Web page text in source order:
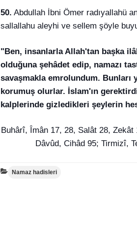
50. Abdullah İbni Ömer radıyallahü
sallallahu aleyhi ve sellem şöyle
"Ben, insanlarla Allah'tan başka
olduğuna şehâdet edip, namazı
savaşmakla emrolundum. Bunları
korumuş olurlar. İslam'ın
kalplerinde gizledikleri şeylerin
Buhârî, Îmân 17, 28, Salât 28,
Dâvûd, Cihâd 95; Tirmizî,
Namaz hadisleri